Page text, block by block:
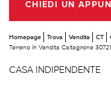
CHIEDI UN
Homepage Trova Vendita CT
Terreno In Vendita Caltagirone
CASA INDIPENDENTE